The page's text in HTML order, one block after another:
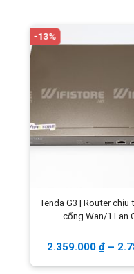
-13%
Tenda G3 | Router chịu
cổng Wan/1 Lan
2.359.000₫ –